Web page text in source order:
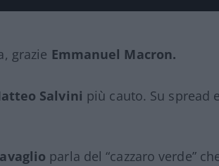
grazie Emmanuel Macron.
Salvini più cauto. Su spread
parla del “cazzaro verde”